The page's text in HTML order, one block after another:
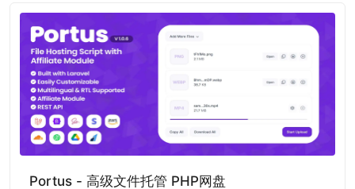
Portus - 高级文件托管 PHP网盘